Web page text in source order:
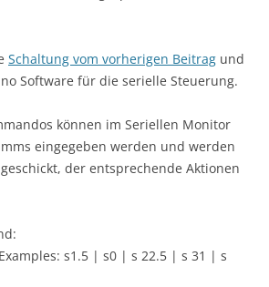
Schaltung vom vorherigen Beitrag und
Software für die serielle Steuerung.
können im Seriellen Monitor
eingegeben werden und werden
der entsprechende Aktionen
s1.5 | s0 | s 22.5 | s 31 | s